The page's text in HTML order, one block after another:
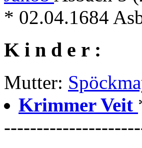
* 02.04.1684
K i n d e r :
Mutter:
Krimmer Veit